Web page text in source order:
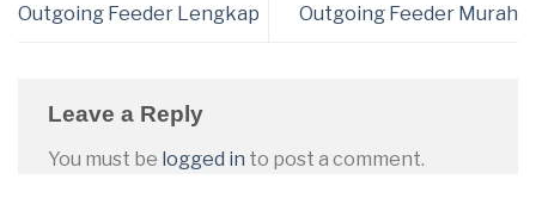
Outgoing Feeder Lengkap
Outgoing Feeder Murah
Leave a Reply
You must be logged in to post a comment.